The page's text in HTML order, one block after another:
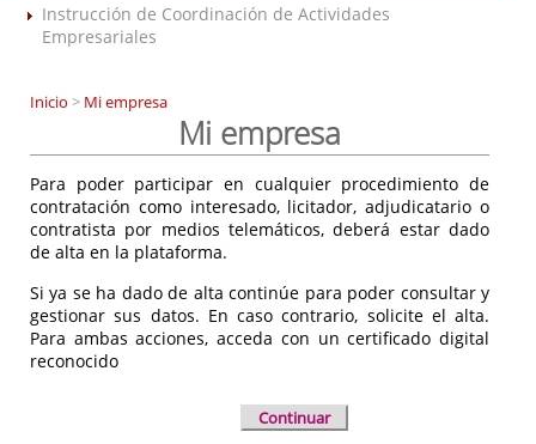
Instrucción de Coordinación de Actividades
Empresariales
Inicio > Mi empresa
Mi empresa
Para poder participar en cualquier procedimiento de
contratación como interesado, licitador, adjudicatario o
contratista por medios telemáticos, deberá estar dado
de alta en la plataforma.
Si ya se ha dado de alta continúe para poder consultar y
gestionar sus datos. En caso contrario, solicite el alta.
Para ambas acciones, acceda con un certificado digital
reconocido
Continuar